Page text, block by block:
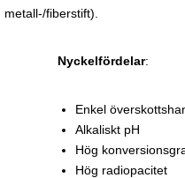
Nyckelfördelar
Enkel
Alkaliskt pH
Hög
Hög radiopacitet